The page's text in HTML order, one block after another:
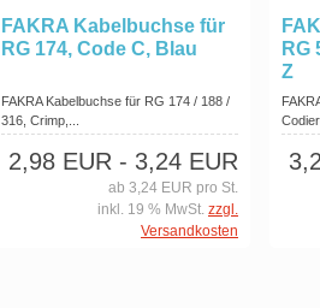
FAKRA Kabelbuchse für
RG 174, Code C, Blau
FAKRA Kabelbuchse für RG 174 / 188 /
316, Crimp,...
2,98 EUR - 3,24 EUR
ab 3,24 EUR pro St.
inkl. 19 % MwSt. zzgl.
Versandkosten
RG
Z